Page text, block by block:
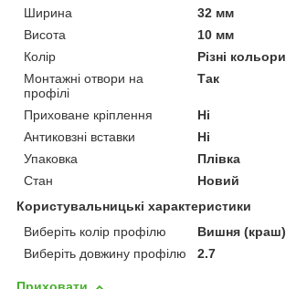
Ширина
32 мм
Висота
10 мм
Колір
Різні кольори
Монтажні отвори на
профілі
Так
Приховане кріплення
Ні
Антиковзні вставки
Ні
Упаковка
Плівка
Стан
Новий
Користувальницькі характеристики
Виберіть колір профілю
Вишня (краш)
Виберіть довжину профілю
2.7